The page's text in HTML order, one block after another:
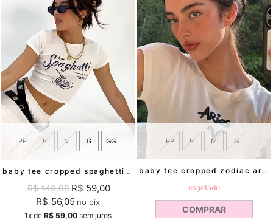
baby tee cropped spaghetti mundo lolita
PP P M G GG
R$ 149,00 R$ 59,00
R$ 56,05 no pix
1x deR$ 59,00 sem juros
baby tee cropped zodiac aries mundo lolita
PP P M G
esgotado
COMPRAR